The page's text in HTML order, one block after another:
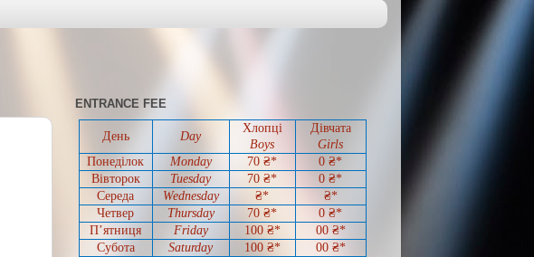
ENTRANCE FEE
День Day
Хлопці
Boys
Дівчата
Girls
Понеділок
Monday 70 ₴* 0 ₴*
Вівторок
Tuesday 70 ₴* 0 ₴*
Середа
Wednesday ₴*
₴*
Четвер
Thursday 70 ₴* 0 ₴*
П’ятниця
Friday 100 ₴* 00₴*
Субота
Saturday 100 ₴* 00₴*